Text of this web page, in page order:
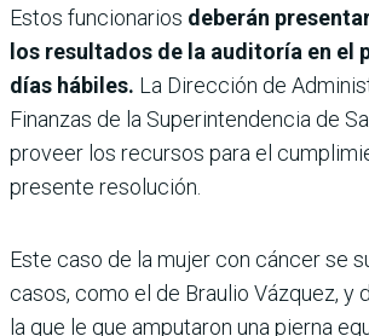
Estos funcionarios deberán
los resultados de la auditoría en el
días hábiles. La Dirección de
Finanzas de la Superintendencia de
proveer los recursos para el
presente resolución.
Este caso de la mujer con cáncer se
casos, como el de Braulio Vázquez, y
la que le que amputaron una pierna